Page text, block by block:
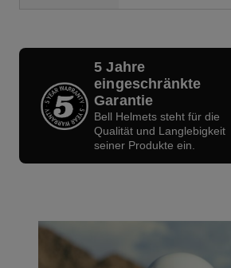
5 Jahre
eingeschränkte
Garantie
Bell Helmets steht für die
Qualität und Langlebigkeit
seiner Produkte ein.